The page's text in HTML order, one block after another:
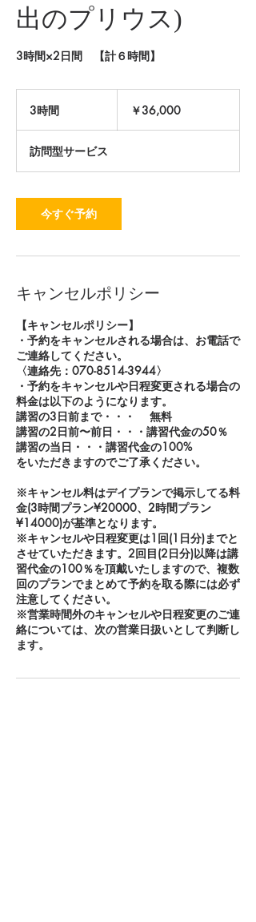
出のプリウス)
3時間×2日間 【計６時間】
3時間 ￥36,000
訪問型サービス
今すぐ予約
キャンセルポリシー
【キャンセルポリシー】
・予約をキャンセルされる場合は、お電話で
ご連絡してください。
〈連絡先：070-8514-3944〉
・予約をキャンセルや日程変更される場合の
料金は以下のようになります。
講習の3日前まで・・・ 無料
講習の2日前〜前日・・・講習代金の50％
講習の当日・・・講習代金の100%
をいただきますのでご了承ください。
※キャンセル料はデイプランで掲示してる料
金(3時間プラン¥20000、2時間プラン
¥14000)が基準となります。
※キャンセルや日程変更は1回(1日分)までと
させていただきます。2回目(2日分)以降は講
習代金の100％を頂戴いたしますので、複数
回のプランでまとめて予約を取る際には必ず
注意してください。
※営業時間外のキャンセルや日程変更のご連
絡については、次の営業日扱いとして判断し